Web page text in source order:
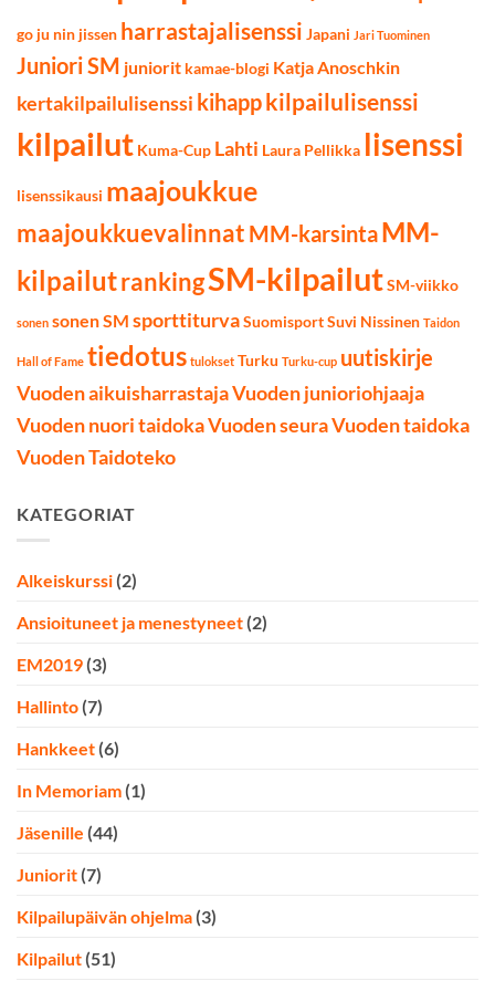
go ju nin jissen harrastajalisenssi Japani Jari Tuominen
Juniori SM juniorit kamae-blogi Katja Anoschkin
kertakilpailulisenssi kihappkilpailulisenssi
kilpailut Kuma-Cup Lahti Laura Pellikka lisenssi
lisenssikausi maajoukkue
maajoukkuevalinnat MM-karsintaMM-
kilpailutrankingSM-kilpailutSM-viikko
sonen sonen SM sporttiturvaSuomisportSuvi Nissinen Taidon
Hall of Fame tiedotus tulokset Turku Turku-cup uutiskirje
Vuoden aikuisharrastajaVuoden junioriohjaaja
Vuoden nuori taidokaVuoden seuraVuoden taidoka
Vuoden Taidoteko
KATEGORIAT
Alkeiskurssi (2)
Ansioituneet ja menestyneet (2)
EM2019 (3)
Hallinto (7)
Hankkeet (6)
In Memoriam (1)
Jäsenille (44)
Juniorit (7)
Kilpailupäivän ohjelma (3)
Kilpailut (51)